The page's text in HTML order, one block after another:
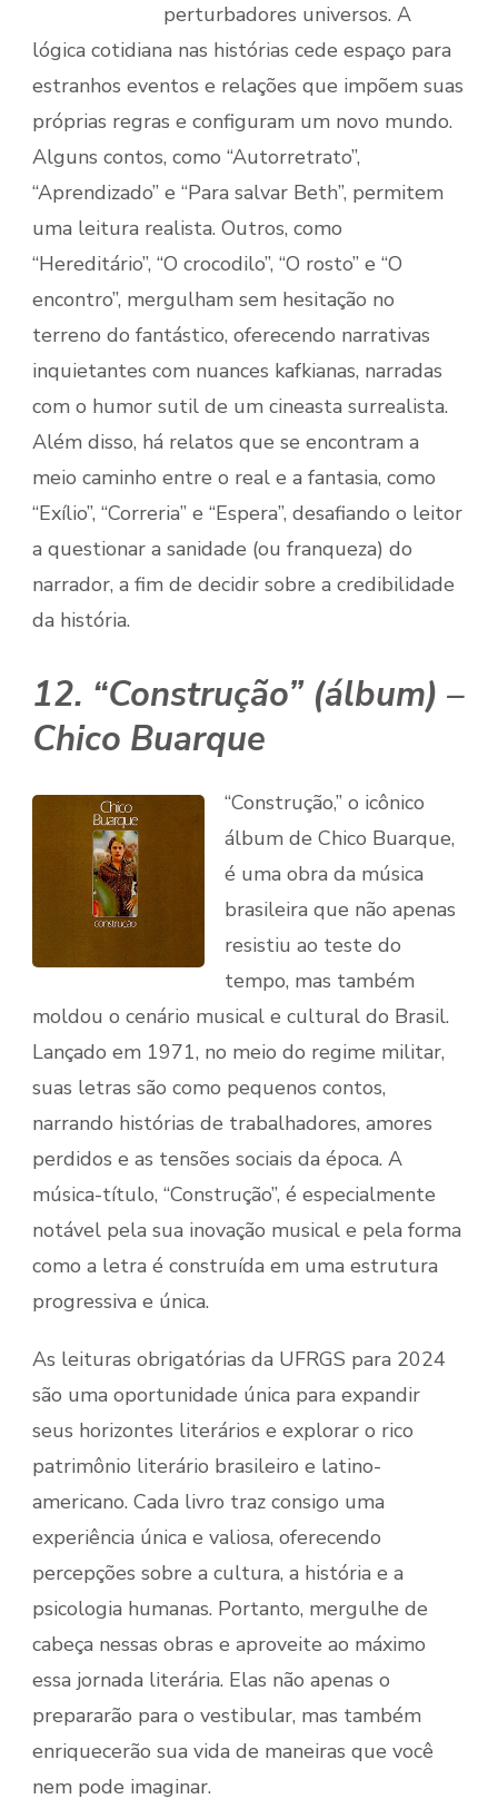
perturbadores universos. A
lógica cotidiana nas histórias cede espaço para
estranhos eventos e relações que impõem suas
próprias regras e configuram um novo mundo.
Alguns contos, como “Autorretrato”,
“Aprendizado” e “Para salvar Beth”, permitem
uma leitura realista. Outros, como
“Hereditário”, “O crocodilo”, “O rosto” e “O
encontro”, mergulham sem hesitação no
terreno do fantástico, oferecendo narrativas
inquietantes com nuances kafkianas, narradas
com o humor sutil de um cineasta surrealista.
Além disso, há relatos que se encontram a
meio caminho entre o real e a fantasia, como
“Exílio”, “Correria” e “Espera”, desafiando o leitor
a questionar a sanidade (ou franqueza) do
narrador, a fim de decidir sobre a credibilidade
da história.
12. “Construção” (álbum) –
Chico Buarque
“Construção,” o icônico
álbum de Chico Buarque,
é uma obra da música
brasileira que não apenas
resistiu ao teste do
tempo, mas também
moldou o cenário musical e cultural do Brasil.
Lançado em 1971, no meio do regime militar,
suas letras são como pequenos contos,
narrando histórias de trabalhadores, amores
perdidos e as tensões sociais da época. A
música-título, “Construção”, é especialmente
notável pela sua inovação musical e pela forma
como a letra é construída em uma estrutura
progressiva e única.
As leituras obrigatórias da UFRGS para 2024
são uma oportunidade única para expandir
seus horizontes literários e explorar o rico
patrimônio literário brasileiro e latino-
americano. Cada livro traz consigo uma
experiência única e valiosa, oferecendo
percepções sobre a cultura, a história e a
psicologia humanas. Portanto, mergulhe de
cabeça nessas obras e aproveite ao máximo
essa jornada literária. Elas não apenas o
prepararão para o vestibular, mas também
enriquecerão sua vida de maneiras que você
nem pode imaginar.